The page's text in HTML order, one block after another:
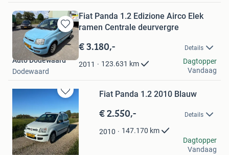
Bewaren
in
Mijn
Favorieten
Fiat Panda 1.2 Edizione Airco Elek
ramen Centrale deurvergre
€ 3.180,- Details
2011 123.631 km
Auto Dodewaard
Dodewaard
Dagtopper
Vandaag
Bewaren
in
Mijn
Favorieten
Fiat Panda 1.2 2010 Blauw
€ 2.550,- Details
2010 147.170 km
SvE Cars
Langbroek
Dagtopper
Vandaag